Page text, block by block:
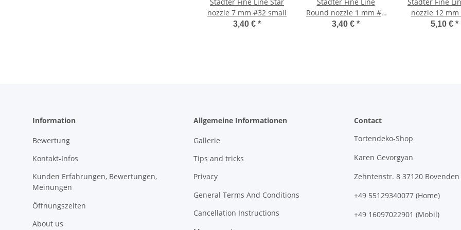
Stadter Fine Line Star
nozzle 7 mm #32 small
3,40 € *
Stadter Fine Line
Round nozzle 1 mm #1
small
3,40 € *
Stadter Fine Line Star
nozzle 12 mm
5,10 € *
Information
Bewertung
Kontakt-Infos
Kunden Erfahrungen, Bewertungen,
Meinungen
Öffnungszeiten
About us
Allgemeine Informationen
Gallerie
Tips and tricks
Privacy
General Terms And Conditions
Cancellation Instructions
Contact
Tortendeko-Shop
Karen Gevorgyan
Zehntenstr. 8 37120 Bovenden
+49 55129340077 (Home)
+49 16097022901 (Mobil)